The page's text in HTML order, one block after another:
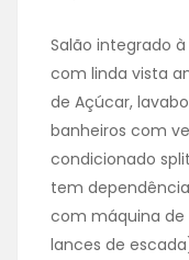
Salão integrado
com linda vista
de Açúcar,
banheiros com
condicionado
tem
com máquina
lances de